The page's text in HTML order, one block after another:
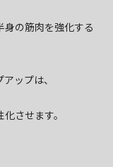
の筋肉を強化する
ップは、
させます。